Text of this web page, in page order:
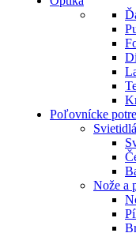
Poľovnícke
Nože a